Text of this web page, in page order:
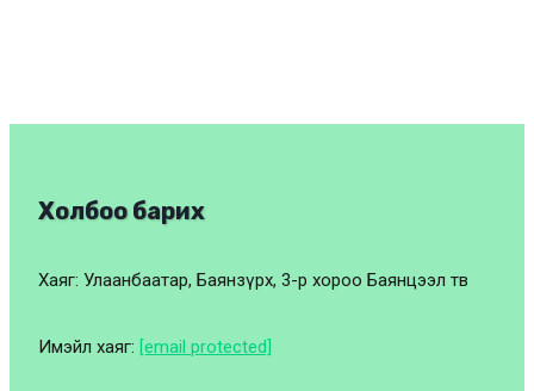
Холбоо барих
Хаяг: Улаанбаатар, Баянзүрх, 3-р хороо Баянцээл төв
Имэйл хаяг: [email protected]